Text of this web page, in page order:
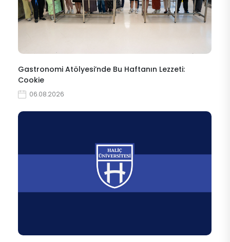
Gastronomi Atölyesi’nde Bu Haftanın Lezzeti:
Cookie
06.08.2026